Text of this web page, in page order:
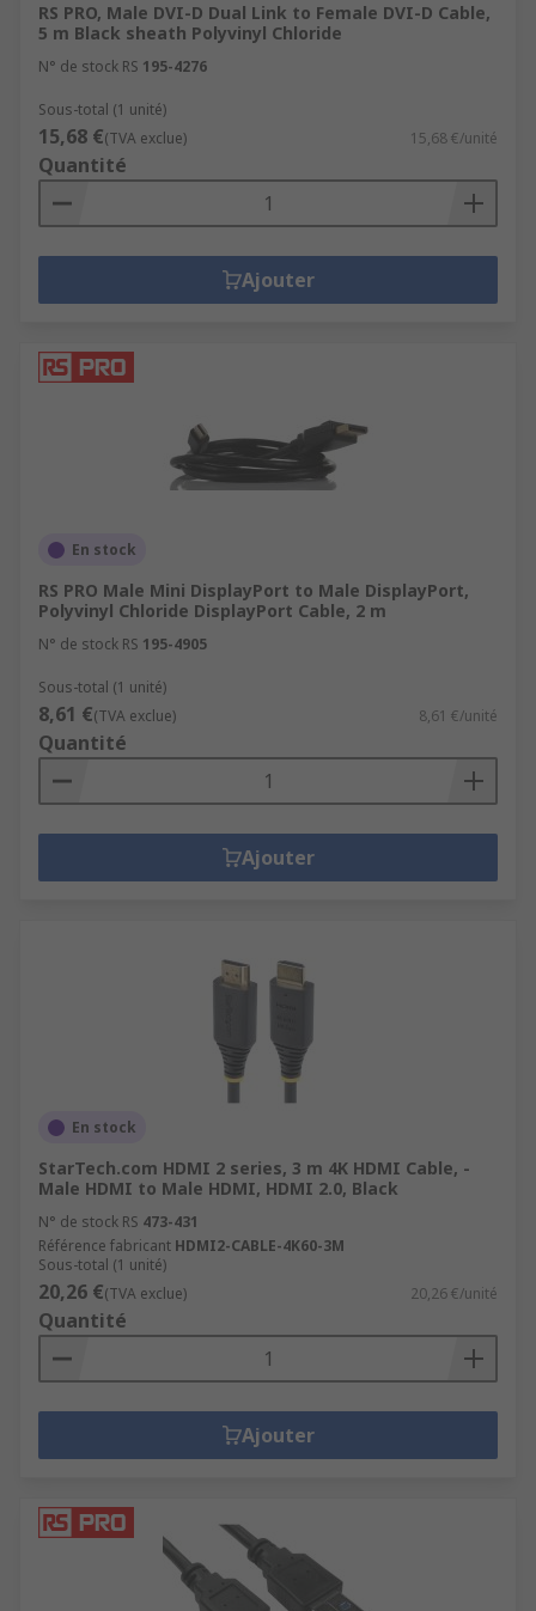
RS PRO, Male DVI-D Dual Link to Female DVI-D Cable,
5 m Black sheath Polyvinyl Chloride
N° de stock RS 195-4276
Sous-total (1 unité)
15,68 €(TVA exclue) 15,68 €/unité
Quantité
Ajouter
En stock
RS PRO Male Mini DisplayPort to Male DisplayPort,
Polyvinyl Chloride DisplayPort Cable, 2 m
N° de stock RS 195-4905
Sous-total (1 unité)
8,61 €(TVA exclue) 8,61 €/unité
Quantité
Ajouter
En stock
StarTech.com HDMI 2 series, 3 m 4K HDMI Cable, -
Male HDMI to Male HDMI, HDMI 2.0, Black
N° de stock RS 473-431
Référence fabricant HDMI2-CABLE-4K60-3M
Sous-total (1 unité)
20,26 €(TVA exclue) 20,26 €/unité
Quantité
Ajouter